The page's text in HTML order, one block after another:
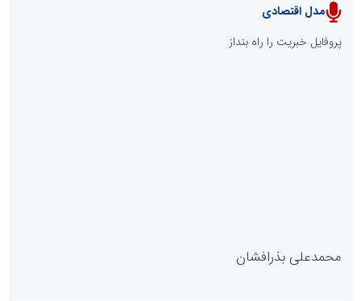
پایگاه خبری نهضت ملی مسکن
پایگاه خبری گفتمان یزد
مدل اقتصادی
پروفایل خبریت را راه بنداز
محمدعلی بذرافشان